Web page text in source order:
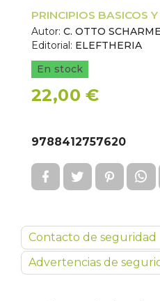
PRINCIPIOS BASICOS
Autor: C. OTTO
Editorial: ELEFTHERIA
En stock
22,00 €
9788412757620
Contacto de seguridad
Advertencias de